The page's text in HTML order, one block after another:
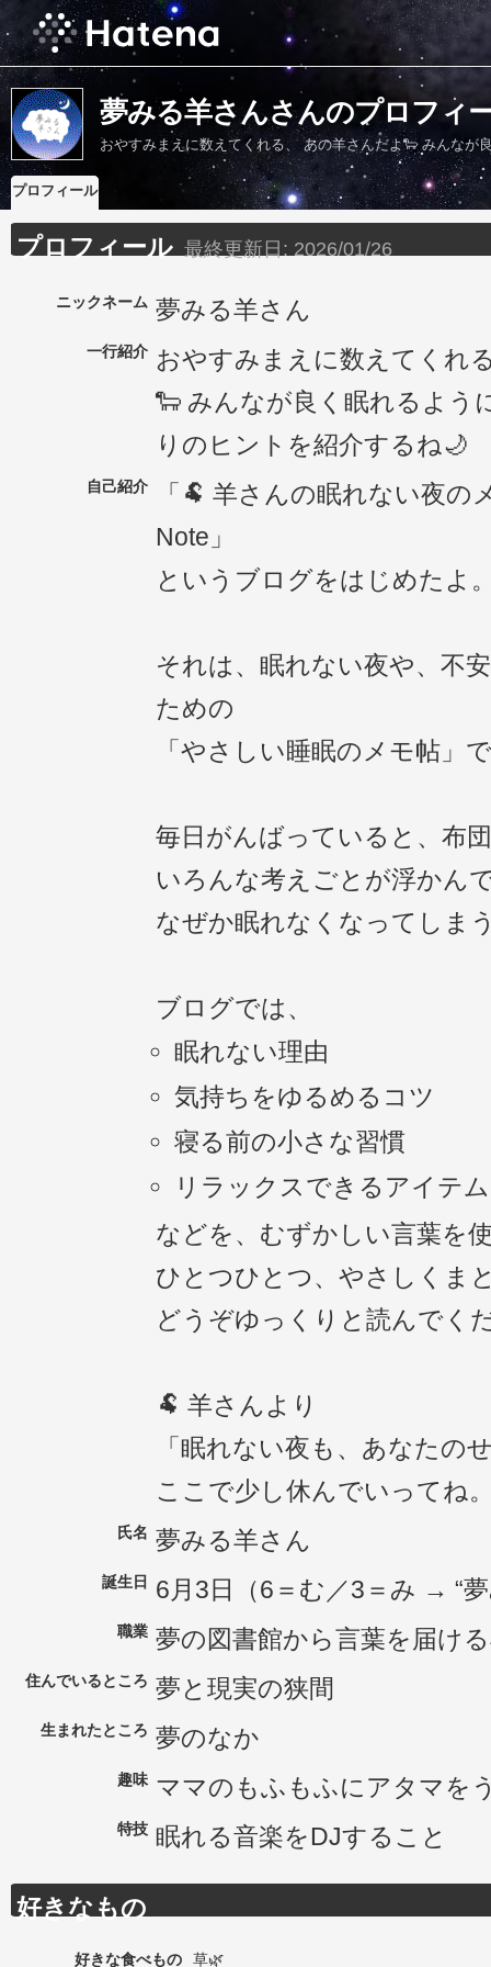
夢みる羊さんさんのプロフィ
おやすみまえに数えてくれる、 あの羊さんだよ🐑 みんなが
プロフィール
プロフィール 最終更新日: 2026/01/26
ニックネーム 夢みる羊さん
一行紹介 おやすみまえに数えてくれ
🐑 みんなが良く眠れるよう
りのヒントを紹介するね🌙
自己紹介
「🐏 羊さんの眠れない夜の
Note」
というブログをはじめたよ
それは、眠れない夜や、不
ための
「やさしい睡眠のメモ帖」
毎日がんばっていると、布
いろんな考えごとが浮かん
なぜか眠れなくなってしま
ブログでは、
眠れない理由
気持ちをゆるめるコツ
寝る前の小さな習慣
リラックスできるアイテム
などを、むずかしい言葉を
ひとつひとつ、やさしくま
どうぞゆっくりと読んでく
🐏 羊さんより
「眠れない夜も、あなたの
ここで少し休んでいってね
氏名 夢みる羊さん
誕生日 6月3日（6＝む／3＝み → “
職業 夢の図書館から言葉を届け
住んでいるところ 夢と現実の狭間
生まれたところ 夢のなか
趣味 ママのもふもふにアタマを
特技 眠れる音楽をDJすること
好きなもの
好きな食べもの 草🌿